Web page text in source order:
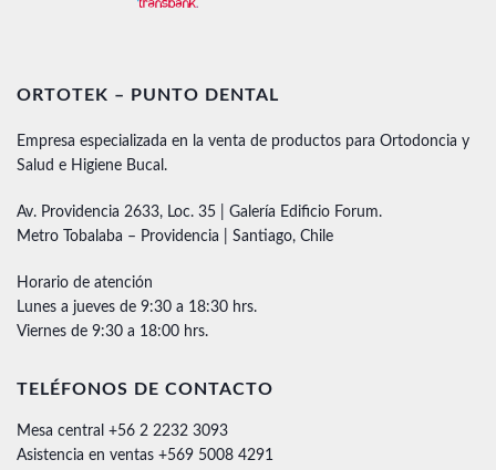
ORTOTEK – PUNTO DENTAL
Empresa especializada en la venta de productos para Ortodoncia y
Salud e Higiene Bucal.
Av. Providencia 2633, Loc. 35 | Galería Edificio Forum.
Metro Tobalaba – Providencia | Santiago, Chile
Horario de atención
Lunes a jueves de 9:30 a 18:30 hrs.
Viernes de 9:30 a 18:00 hrs.
TELÉFONOS DE CONTACTO
Mesa central +56 2 2232 3093
Asistencia en ventas +569 5008 4291